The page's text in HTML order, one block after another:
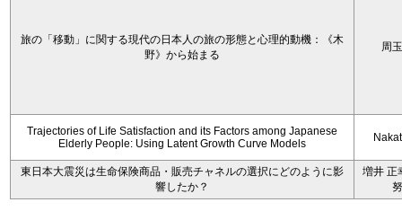
旅の「移動」に関する現代の日本人の旅の形態と心理的動機：《木
野》から始まる
周
Trajectories of Life Satisfaction and its Factors among Japanese
Elderly People: Using Latent Growth Curve Models
東日本大震災は生命保険商品・販売チャネルの選択にどのように影
響したか？
増井 正
努